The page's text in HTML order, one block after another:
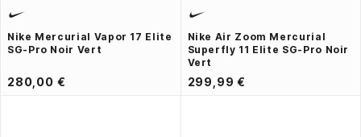
Nike Mercurial Vapor 17 Elite
SG-Pro Noir Vert
280,00 €
Nike Air Zoom Mercurial
Superfly 11 Elite SG-Pro Noir
Vert
299,99 €